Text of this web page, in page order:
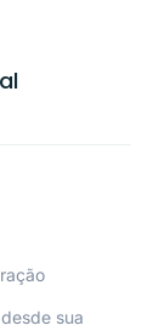
sua